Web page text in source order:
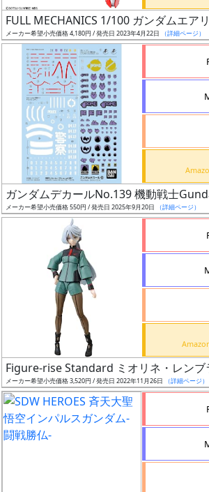
日
発
売
Web
プッ
シュ
通知
対象
ギ
ャ
ラ
定
予
定
発
FULL MECHANICS 1/100 ガンダムエア
メーカー希望小売価格 4,180円 / 発売日 2023年4月22日 （詳細ページ）
ガンダムデカールNo.139 機動戦士
メーカー希望小売価格 550円 / 発売日 2025年9月20日 （詳細ページ）
Figure-rise Standard ミオリネ・レンブ
メーカー希望小売価格 3,520円 / 発売日 2022年11月26日 （詳細ページ）